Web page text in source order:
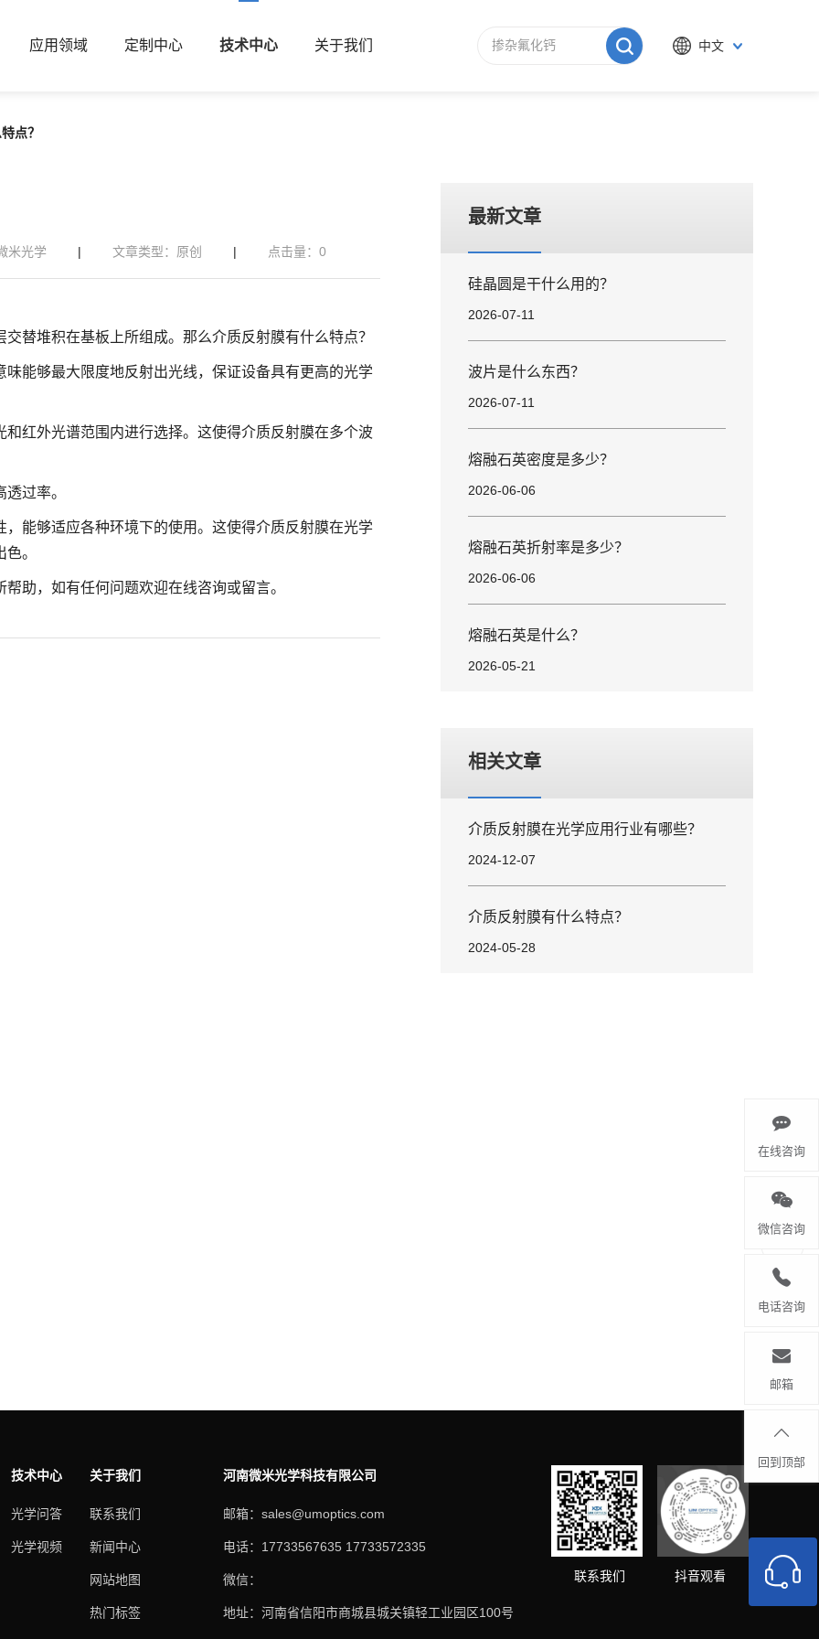
应用领域 定制中心 技术中心 关于我们 中文
点？
米光学 | 文章类型：原创 | 点击量： 0
替堆积在基板上所组成。那么介质反射膜有什么特点？
能够最大限度地反射出光线，保证设备具有更高的光学
红外光谱范围内进行选择。这使得介质反射膜在多个波
过率。
能够适应各种环境下的使用。这使得介质反射膜在光学
。
助，如有任何问题欢迎在线咨询或留言。
最新文章
硅晶圆是干什么用的？
2026-07-11
波片是什么东西？
2026-07-11
熔融石英密度是多少？
2026-06-06
熔融石英折射率是多少？
2026-06-06
熔融石英是什么？
2026-05-21
相关文章
介质反射膜在光学应用行业有哪些？
2024-12-07
介质反射膜有什么特点？
2024-05-28
技术中心
光学问答
光学视频
关于我们
联系我们
新闻中心
网站地图
热门标签
河南微米光学科技有限公司
邮箱：sales@umoptics.com
电话：17733567635 17733572335
微信：
地址：河南省信阳市商城县城关镇轻工业园区100号
联系我们 抖音观看
在线咨询
微信咨询
电话咨询
邮箱
回到顶部